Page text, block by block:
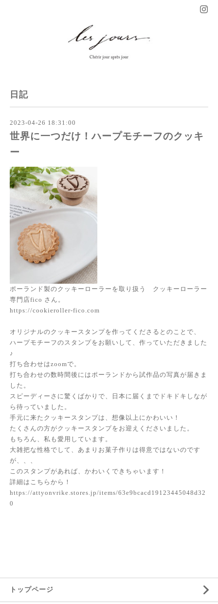
日記
2023-04-26 18:31:00
世界に一つだけ！ハープモチーフのクッキ
ー
ポーランド製のクッキーローラーを取り扱う クッキーローラー
専門店fico さん。
https://cookieroller-fico.com
オリジナルのクッキースタンプを作ってくださるとのことで、
ハープモチーフのスタンプをお願いして、作っていただきました
♪
打ち合わせはzoomで。
打ち合わせの数時間後にはポーランドから試作品の写真が届きま
した。
スピーディーさに驚くばかりで、日本に届くまでドキドキしなが
ら待っていました。
手元に来たクッキースタンプは、想像以上にかわいい！
たくさんの方がクッキースタンプをお迎えくださいました。
もちろん、私も愛用しています。
大雑把な性格でして、あまりお菓子作りは得意ではないのです
が、、、
このスタンプがあれば、かわいくできちゃいます！
詳細はこちらから！
https://attyonvrike.stores.jp/items/63e9bcacd19123445048d32
0
トップページ